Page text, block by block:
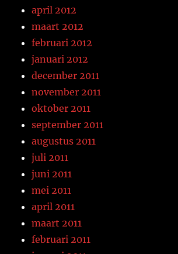
april 2012
maart 2012
februari 2012
januari 2012
december 2011
november 2011
oktober 2011
september 2011
augustus 2011
juli 2011
juni 2011
mei 2011
april 2011
maart 2011
februari 2011